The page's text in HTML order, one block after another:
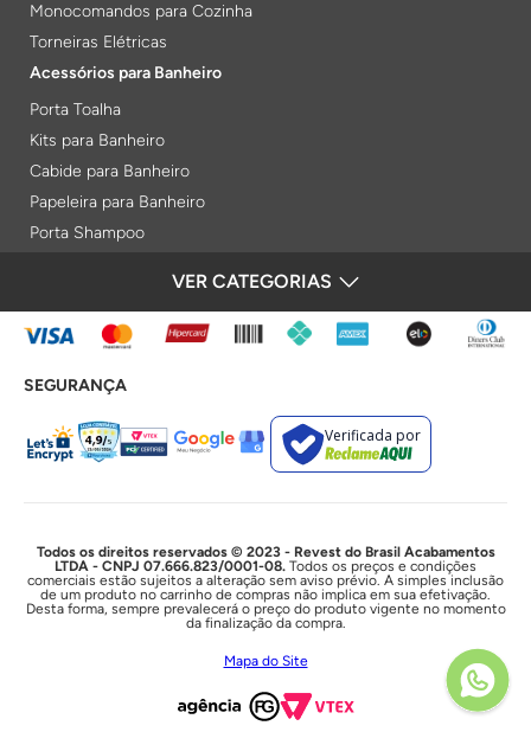
Monocomandos para Cozinha
Torneiras Elétricas
Acessórios para Banheiro
Porta Toalha
Kits para Banheiro
Cabide para Banheiro
Papeleira para Banheiro
Porta Shampoo
Porta Toalha Aquecido
Gabinetes para Banheiro
Lixeiras
Acabamentos e Registros
Bases de Registros
Duchas e Chuveiros
Chuveiros Elétricos
Chuveiros
VER CATEGORIAS
FORMAS DE PAGAMENTO
SEGURANÇA
Verificada por
Todos os direitos reservados © 2023 - Revest do Brasil Acabamentos
LTDA - CNPJ 07.666.823/0001-08. Todos os preços e condições
comerciais estão sujeitos a alteração sem aviso prévio. A simples inclusão
de um produto no carrinho de compras não implica em sua efetivação.
Desta forma, sempre prevalecerá o preço do produto vigente no momento
da finalização da compra.
Mapa do Site